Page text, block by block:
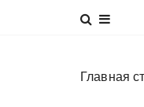
Главная